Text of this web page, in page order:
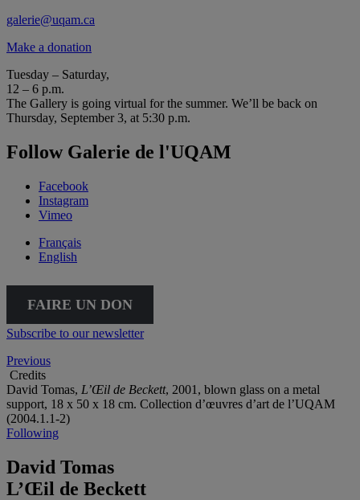
galerie@uqam.ca
Make a donation
Tuesday – Saturday,
12 – 6 p.m.
The Gallery is going virtual for the summer. We’ll be back on
Thursday, September 3, at 5:30 p.m.
Follow Galerie de l'UQAM
Facebook
Instagram
Vimeo
Français
English
FAIRE UN DON
Subscribe to our newsletter
Previous
Credits
David Tomas, L’Œil de Beckett, 2001, blown glass on a metal
support, 18 x 50 x 18 cm. Collection d’œuvres d’art de l’UQAM
(2004.1.1-2)
Following
David Tomas
L’Œil de Beckett